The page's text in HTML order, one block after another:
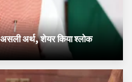
असली अर्थ, शेयर किया श्लोक